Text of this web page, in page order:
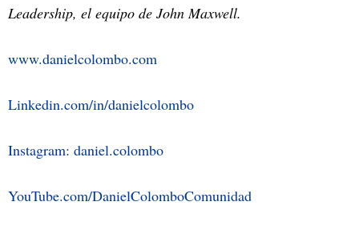
Leadership, el equipo de John Maxwell.
www.danielcolombo.com
Linkedin.com/in/danielcolombo
Instagram: daniel.colombo
YouTube.com/DanielColomboComunidad